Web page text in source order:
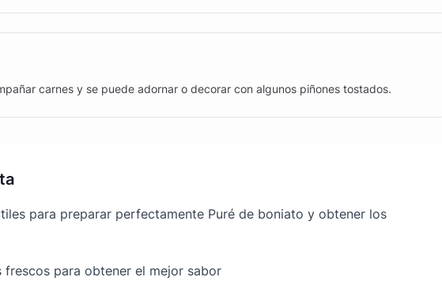
carnes y se puede adornar o decorar con algunos piñones tostados.
para preparar perfectamente Puré de boniato y obtener los
para obtener el mejor sabor